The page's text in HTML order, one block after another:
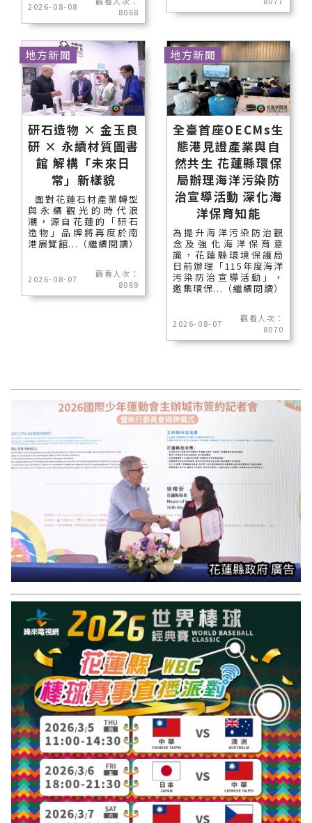
2026-08-08
8068
研石造物 × 金玉良
研 × 永續材質圖書
館 解構「未來日
常」新樣貌
面對花蓮石材產業轉型
與永續觀光的時代浪
潮，源自花蓮的「研石
造物」品牌將再度於南
港展覽館...（繼續閱讀）
2026-08-07
觀看人次：
8069
地方新聞
全臺首座OECMs生
態港見證產業與自
然共生 花蓮縣環保
局辦理海洋污染防
治宣導活動 深化海
洋保育知能
為提升海洋污染防治觀
念及強化海洋保育意
識，花蓮縣環境保護局
日前辦理「115年度海洋
污染防治宣導活動」，
邀集環保...（繼續閱讀）
2026-08-07
觀看人次：
8070
地方新聞